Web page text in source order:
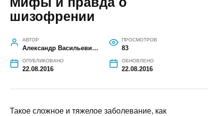
шизофрении
АВТОР
Александр Васильевич Галущак
ПРОСМОТРОВ
83
ОПУБЛИКОВАНО
22.08.2016
ОБНОВЛЕНО
22.08.2016
Такое сложное и тяжелое заболевание, как